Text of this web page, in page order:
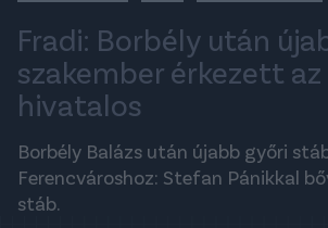
Fradi: Borbély után
szakember érkezett
hivatalos
Borbély Balázs után újabb győri
Ferencvároshoz: Stefan Pánikkal
stáb.